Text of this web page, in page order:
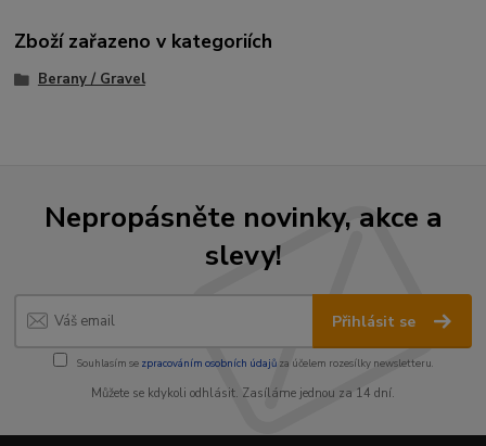
Zboží zařazeno v kategoriích
Berany / Gravel
Nepropásněte novinky, akce a
slevy!
Přihlásit se
Souhlasím se zpracováním osobních údajůza účelem rozesílky newsletteru.
Můžete se kdykoli odhlásit. Zasíláme jednou za 14 dní.